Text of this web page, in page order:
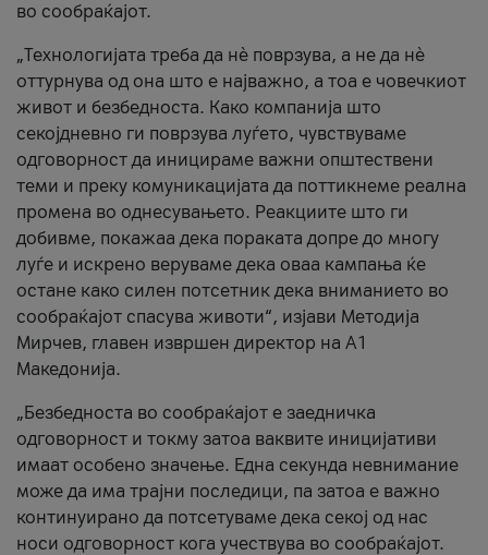
во сообраќајот.
„Технологијата треба да нè поврзува, а не да нè
оттурнува од она што е најважно, а тоа е човечкиот
живот и безбедноста. Како компанија што
секојдневно ги поврзува луѓето, чувствуваме
одговорност да иницираме важни општествени
теми и преку комуникацијата да поттикнеме реална
промена во однесувањето. Реакциите што ги
добивме, покажаа дека пораката допре до многу
луѓе и искрено веруваме дека оваа кампања ќе
остане како силен потсетник дека вниманието во
сообраќајот спасува животи“, изјави Методија
Мирчев, главен извршен директор на А1
Македонија.
„Безбедноста во сообраќајот е заедничка
одговорност и токму затоа ваквите иницијативи
имаат особено значење. Една секунда невнимание
може да има трајни последици, па затоа е важно
континуирано да потсетуваме дека секој од нас
носи одговорност кога учествува во сообраќајот.